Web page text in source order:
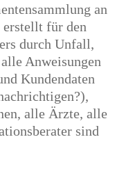
an
erstellt für den
durch Unfall,
Anweisungen
Kundendaten
alle Ärzte, alle
sind